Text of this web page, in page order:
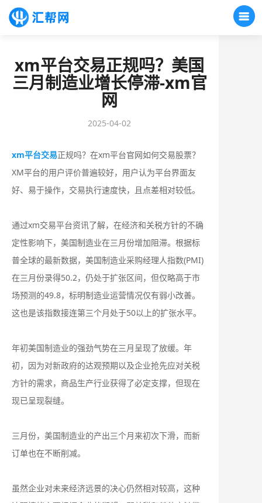
xm平台交易正规吗？美国
三月制造业增长停滞-xm官
网
2025-04-02
xm平台交易正规吗？在xm平台官网如何交易股票？
XM平台的用户评价普遍较好，用户认为平台界面友
好、易于操作，交易执行速度快，且点差相对较低。
通过xm交易平台资讯了解，在经济和关税方针的不确
定性影响下，美国制造业在三月份增加阻滞。根据标
普全球的最新数据，美国制造业采购经理人指数(PMI)
在三月份录得50.2，仍处于扩张区间，但仅略高于市
场预测的49.8，标明制造业运营情况仅有弱小改善。
这也是该指数接连第三个月处于50以上的扩张水平。
年初美国制造业的强劲气势在三月呈现了放缓。年
初，因为对新政府的达观预期以及企业抢先应对关税
方针的需求，商品生产行业获得了必定支撑，但现在
现已呈现裂缝。
三月份，美国制造业的产出三个月来初次下滑，而新
订单也在不断削减。
虽然企业对未来经济远景的决心仍然相对较高，这种